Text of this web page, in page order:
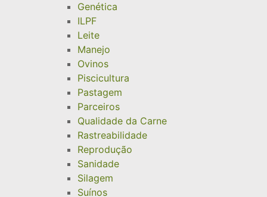
Genética
ILPF
Leite
Manejo
Ovinos
Piscicultura
Pastagem
Parceiros
Qualidade da Carne
Rastreabilidade
Reprodução
Sanidade
Silagem
Suínos